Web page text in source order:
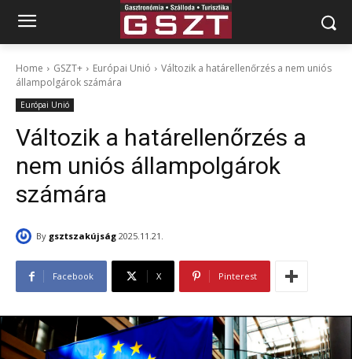
Home GSZT+ Európai Unió
Változik a határellenőrzés a nem uniós
állampolgárok számára
Európai Unió
Változik a határellenőrzés a
nem uniós állampolgárok
számára
By gsztszakújság 2025.11.21.
Facebook X Pinterest